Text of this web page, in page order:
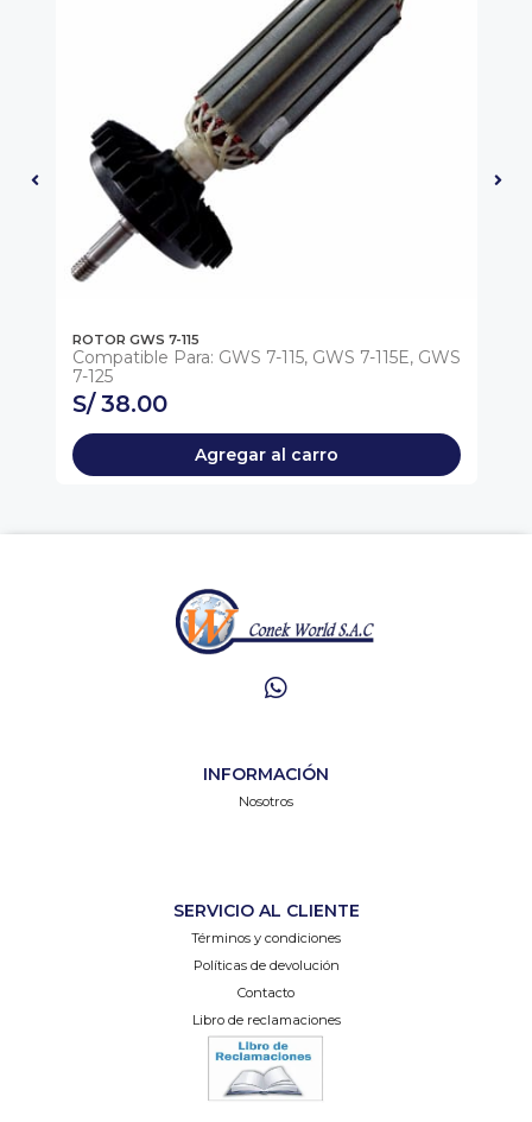
ROTOR GWS 7-115
Compatible Para: GWS 7-115, GWS 7-115E, GWS
7-125
S/ 38.00
Agregar al carro
INFORMACIÓN
Nosotros
SERVICIO AL CLIENTE
Términos y condiciones
Políticas de devolución
Contacto
Libro de reclamaciones